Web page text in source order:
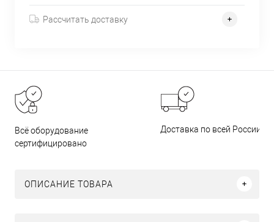
Рассчитать доставку
Всё оборудование
сертифицировано
Доставка по всей России
ОПИСАНИЕ ТОВАРА